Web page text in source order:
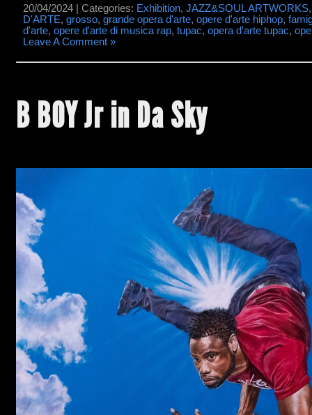
20/04/2024 | Categories: Exhibition, JAZZ&SOUL ARTWORKS
D'ARTE, grosso, grande opera d'arte, opere d'arte hiphop,
d'arte, opere d'arte di musica rap, tupac, opera d'arte tupac,
Leave A Comment »
B BOY Jr in Da Sky